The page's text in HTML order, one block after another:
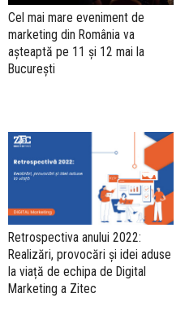
Cel mai mare eveniment de
marketing din România va
așteaptă pe 11 și 12 mai la
București
Retrospectiva anului 2022:
Realizări, provocări și idei aduse
la viață de echipa de Digital
Marketing a Zitec